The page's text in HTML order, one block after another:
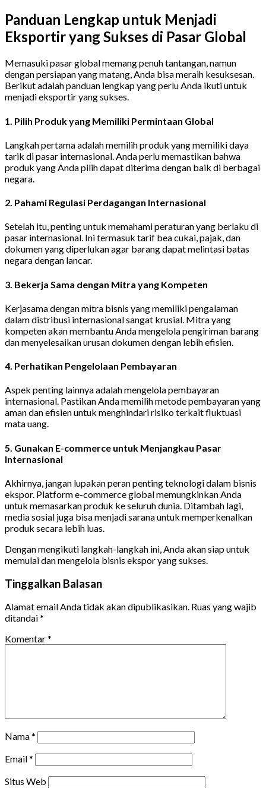
Panduan Lengkap untuk Menjadi
Eksportir yang Sukses di Pasar Global
Memasuki pasar global memang penuh tantangan, namun
dengan persiapan yang matang, Anda bisa meraih kesuksesan.
Berikut adalah panduan lengkap yang perlu Anda ikuti untuk
menjadi eksportir yang sukses.
1. Pilih Produk yang Memiliki Permintaan Global
Langkah pertama adalah memilih produk yang memiliki daya
tarik di pasar internasional. Anda perlu memastikan bahwa
produk yang Anda pilih dapat diterima dengan baik di berbagai
negara.
2. Pahami Regulasi Perdagangan Internasional
Setelah itu, penting untuk memahami peraturan yang berlaku di
pasar internasional. Ini termasuk tarif bea cukai, pajak, dan
dokumen yang diperlukan agar barang dapat melintasi batas
negara dengan lancar.
3. Bekerja Sama dengan Mitra yang Kompeten
Kerjasama dengan mitra bisnis yang memiliki pengalaman
dalam distribusi internasional sangat krusial. Mitra yang
kompeten akan membantu Anda mengelola pengiriman barang
dan menyelesaikan urusan dokumen dengan lebih efisien.
4. Perhatikan Pengelolaan Pembayaran
Aspek penting lainnya adalah mengelola pembayaran
internasional. Pastikan Anda memilih metode pembayaran yang
aman dan efisien untuk menghindari risiko terkait fluktuasi
mata uang.
5. Gunakan E-commerce untuk Menjangkau Pasar
Internasional
Akhirnya, jangan lupakan peran penting teknologi dalam bisnis
ekspor. Platform e-commerce global memungkinkan Anda
untuk memasarkan produk ke seluruh dunia. Ditambah lagi,
media sosial juga bisa menjadi sarana untuk memperkenalkan
produk secara lebih luas.
Dengan mengikuti langkah-langkah ini, Anda akan siap untuk
memulai dan mengelola bisnis ekspor yang sukses.
Tinggalkan Balasan
Alamat email Anda tidak akan dipublikasikan. Ruas yang wajib
ditandai*
Komentar*
Nama*
Email*
Situs Web